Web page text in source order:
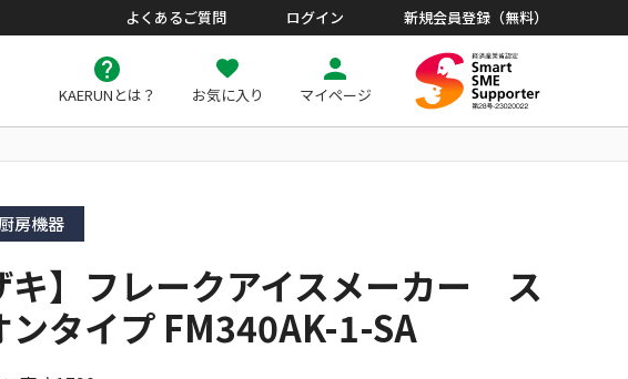
よくあるご質問 ログイン 新規会員登録（無料）
KAERUNとは？ お気に入り マイページ
厨房機器
キ】フレークアイスメーカー ス
ンタイプ FM340AK-1-SA